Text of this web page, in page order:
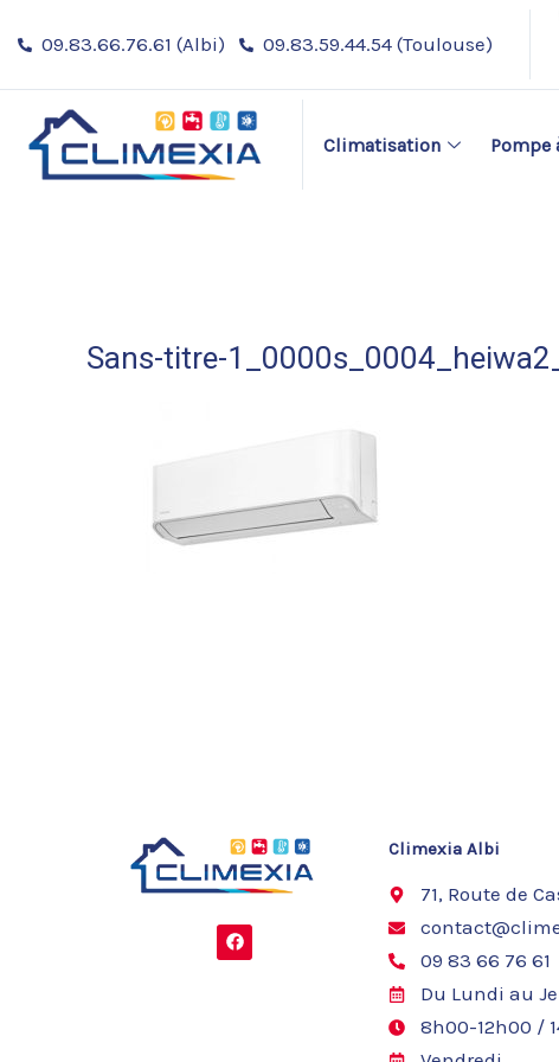
au
09.83.66.76.61 (Albi) 09.83.59.44.54 (Toulouse)
Climatisation Pompe
Sans-titre-
F
a
c
Climexia Albi
71, Route de
09 83 66 76 61
Du Lundi au
8h00-12h00 /